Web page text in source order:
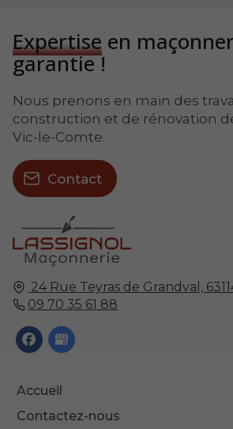
24 Rue Teyras de Grandval,
09 70 35 61 88
Accueil
Contactez-nous
Expertise en
garantie !
Nous prenons en main des
construction et de rénovation
Vic-le-Comte.
Contact